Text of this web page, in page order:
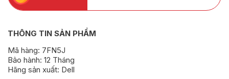
THÔNG TIN SẢN PHẨM
Mã hàng: 7FN5J
Bảo hành: 12 Tháng
Hãng sản xuất: Dell